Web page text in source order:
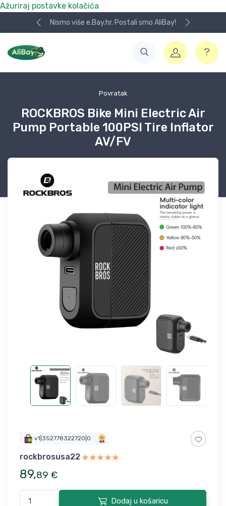
Ažuriraj postavke kolačića
Nismo više e.Bay.hr. Postali smo AliBay!
Povratak
ROCKBROS Bike Mini Electric Air
Pump Portable 100PSI Tire Inflator
AV/FV
v1|352778322720|0
rockbrosusa22
89,89 €
Dodaj u košaricu